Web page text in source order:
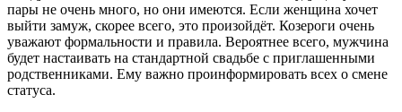
пары не очень много, но они имеются. Если женщина хочет
выйти замуж, скорее всего, это произойдёт. Козероги очень
уважают формальности и правила. Вероятнее всего, мужчина
будет настаивать на стандартной свадьбе с приглашенными
родственниками. Ему важно проинформировать всех о смене
статуса.